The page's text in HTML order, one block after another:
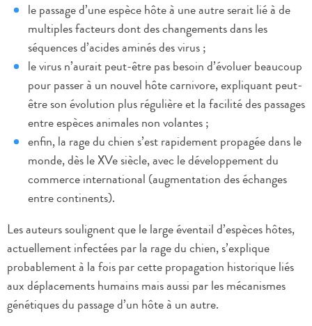
le passage d’une espèce hôte à une autre serait lié à de
multiples facteurs dont des changements dans les
séquences d’acides aminés des virus ;
le virus n’aurait peut-être pas besoin d’évoluer beaucoup
pour passer à un nouvel hôte carnivore, expliquant peut-
être son évolution plus régulière et la facilité des passages
entre espèces animales non volantes ;
enfin, la rage du chien s’est rapidement propagée dans le
monde, dès le XVe siècle, avec le développement du
commerce international (augmentation des échanges
entre continents).
Les auteurs soulignent que le large éventail d’espèces hôtes,
actuellement infectées par la rage du chien, s’explique
probablement à la fois par cette propagation historique liés
aux déplacements humains mais aussi par les mécanismes
génétiques du passage d’un hôte à un autre.